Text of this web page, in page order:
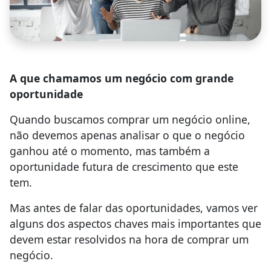
A que chamamos um negócio com grande
oportunidade
Quando buscamos comprar um negócio online,
não devemos apenas analisar o que o negócio
ganhou até o momento, mas também a
oportunidade futura de crescimento que este
tem.
Mas antes de falar das oportunidades, vamos ver
alguns dos aspectos chaves mais importantes que
devem estar resolvidos na hora de comprar um
negócio.